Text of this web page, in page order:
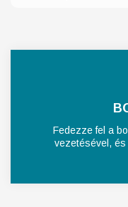
Fedezze fel a
vezetésével, és